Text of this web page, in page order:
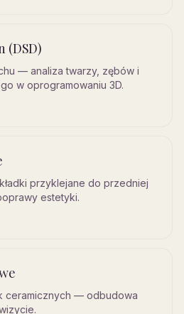
(DSD)
— analiza twarzy, zębów i
w oprogramowaniu 3D.
przyklejane do przedniej
estetyki.
ceramicznych — odbudowa